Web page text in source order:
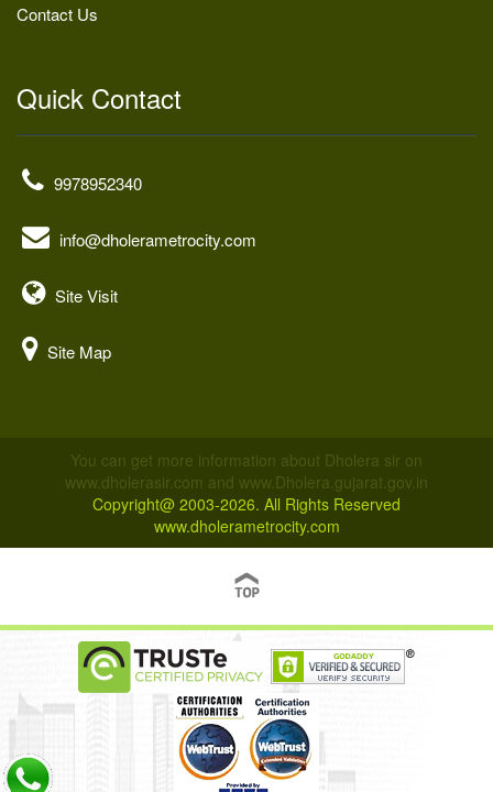
Contact Us
Quick Contact
9978952340
info@dholerametrocity.com
Site Visit
Site Map
You can get more information about Dholera sir on
www.dholerasir.com and www.Dholera.gujarat.gov.in
Copyright@ 2003-2026. All Rights Reserved
www.dholerametrocity.com